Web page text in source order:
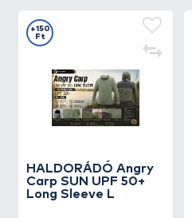
HALDORÁDÓ Angry
Carp SUN UPF 50+
Long Sleeve L
+150
Ft